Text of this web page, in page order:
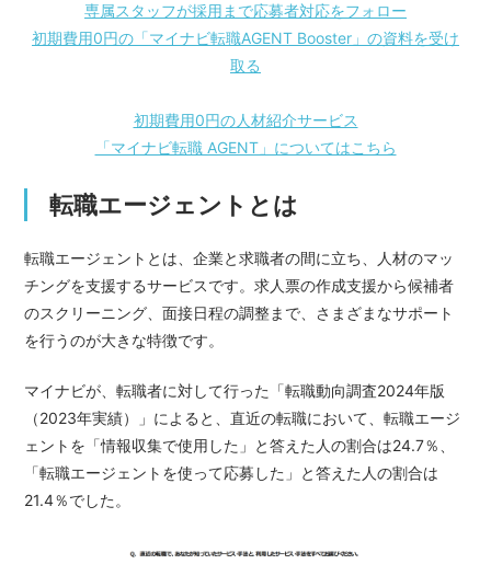
専属スタッフが採用まで応募者対応をフォロー
初期費用0円の「マイナビ転職AGENT Booster」の資料を受け
取る
初期費用0円の人材紹介サービス
「マイナビ転職 AGENT」についてはこちら
転職エージェントとは
転職エージェントとは、企業と求職者の間に立ち、人材のマッ
チングを支援するサービスです。求人票の作成支援から候補者
のスクリーニング、面接日程の調整まで、さまざまなサポート
を行うのが大きな特徴です。
マイナビが、転職者に対して行った「転職動向調査2024年版
（2023年実績）
」によると、直近の転職において、転職エージ
ェントを「情報収集で使用した」と答えた人の割合は24.7％、
「転職エージェントを使って応募した」と答えた人の割合は
21.4％でした。